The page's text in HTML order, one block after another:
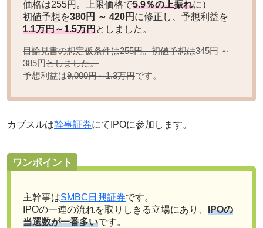
価格は255円。上限価格で5.9％の上振れに）
初値予想を380円 ～ 420円 に修正し、予想利益を
1.1万円～1.5万円としました。
目論見書の想定仮条件は255円。初値予想は345円 ～
385円としました。
予想利益は9,000円～1.3万円です。
カブスルは幹事証券にてIPOに参加します。
ワンポイント
主幹事はSMBC日興証券です。
IPOの一連の流れを取りしきる立場にあり、 IPOの
当選数が一番多いです。